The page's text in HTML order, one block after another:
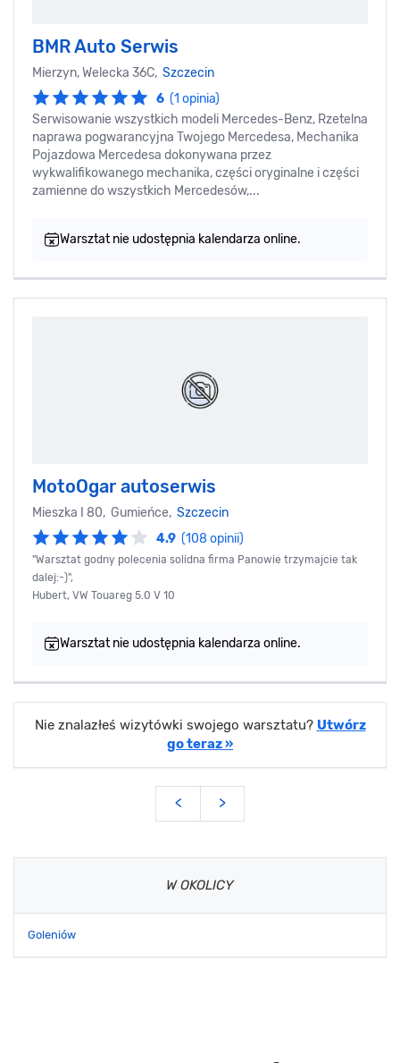
BMR Auto Serwis
Mierzyn, Welecka 36C, Szczecin
6 (1 opinia)
Serwisowanie wszystkich modeli Mercedes-Benz, Rzetelna
naprawa pogwarancyjna Twojego Mercedesa, Mechanika
Pojazdowa Mercedesa dokonywana przez
wykwalifikowanego mechanika, części oryginalne i części
zamienne do wszystkich Mercedesów,...
Warsztat nie udostępnia kalendarza online.
MotoOgar autoserwis
Mieszka I 80, Gumieńce, Szczecin
4.9 (108 opinii)
"Warsztat godny polecenia solidna firma Panowie trzymajcie tak
dalej:-)",
Hubert, VW Touareg 5.0 V 10
Warsztat nie udostępnia kalendarza online.
Nie znalazłeś wizytówki swojego warsztatu? Utwórz
go teraz »
< >
W OKOLICY
Goleniów